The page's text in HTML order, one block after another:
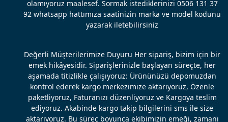
olamıyoruz maalesef. Sormak istediklerinizi 0506 131 37
92 whatsapp hattımıza saatinizin marka ve model kodunu
yazarak iletebilirsiniz
Değerli Müşterilerimize Duyuru Her sipariş, bizim için bir
emek hikâyesidir. Siparişlerinizle başlayan süreçte, her
aşamada titizlikle çalışıyoruz: Ürününüzü depomuzdan
kontrol ederek kargo merkezimize aktarıyoruz, Özenle
paketliyoruz, Faturanızı düzenliyoruz ve Kargoya teslim
ediyoruz. Akabinde kargo takip bilgilerini sms ile size
aktarıyoruz. Bu süreç boyunca ekibimizin emeği, zamanı